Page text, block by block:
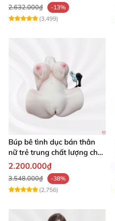
2.632.000₫
-13%
(3,499)
Búp bê tình dục bán thân
nữ trẻ trung chất lượng chất
chơi
2.200.000₫
3.548.000₫
-38%
(2,756)